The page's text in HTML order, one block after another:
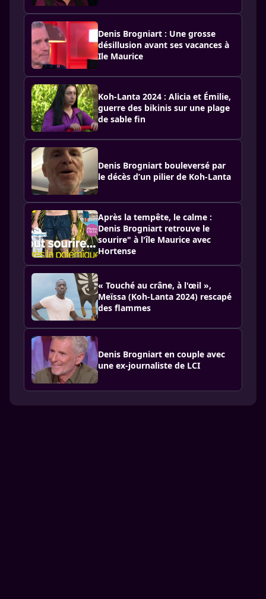
Denis Brogniart : Une grosse
désillusion avant ses vacances à
Ile Maurice
Koh-Lanta 2024 : Alicia et Émilie,
guerre des bikinis sur une plage
de sable fin
Denis Brogniart bouleversé par
le décès d’un pilier de Koh-Lanta
Après la tempête, le calme :
Denis Brogniart retrouve le
sourire" à l'île Maurice avec
Hortense
« Touché au crâne, à l'œil »,
Meïssa (Koh-Lanta 2024) rescapé
des flammes
Denis Brogniart en couple avec
une ex-journaliste de LCI